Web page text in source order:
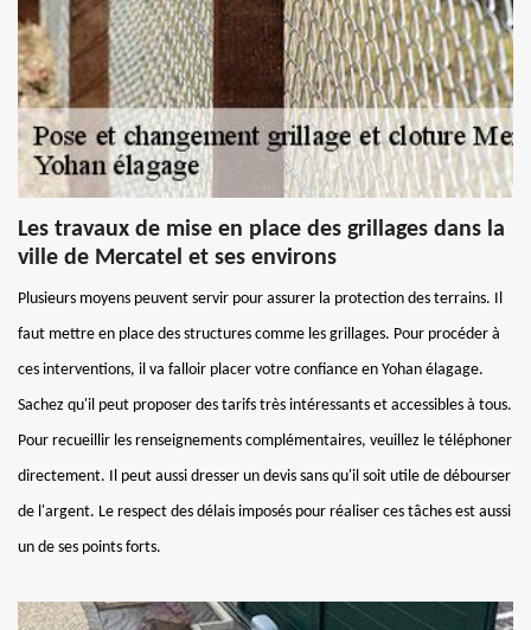
Les travaux de mise en place des grillages dans la
ville de Mercatel et ses environs
Plusieurs moyens peuvent servir pour assurer la protection des terrains. Il
faut mettre en place des structures comme les grillages. Pour procéder à
ces interventions, il va falloir placer votre confiance en Yohan élagage.
Sachez qu'il peut proposer des tarifs très intéressants et accessibles à tous.
Pour recueillir les renseignements complémentaires, veuillez le téléphoner
directement. Il peut aussi dresser un devis sans qu'il soit utile de débourser
de l'argent. Le respect des délais imposés pour réaliser ces tâches est aussi
un de ses points forts.